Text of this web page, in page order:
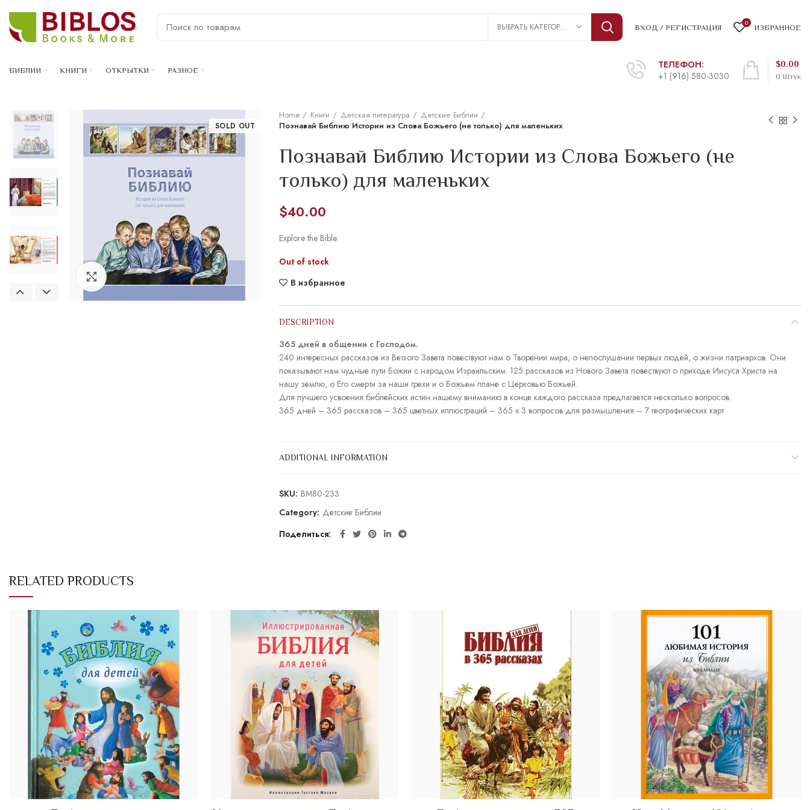
ВЫБРАТЬ КАТЕГОРИЮ ВХОД / РЕГИСТРАЦИЯ 0 ИЗБРАННОЕ
БИБЛИИ КНИГИ ОТКРЫТКИ РАЗНОЕ
ТЕЛЕФОН:
+1 (916) 580-3030
0 Штук
$0.00
SOLD OUT
Увеличить
Home Книги Детская литература
Детские Библии
Познавай Библию Истории из Слова Божьего (не только) для маленьких
Познавай Библию Истории из Слова Божьего (не
только) для маленьких
$40.00
Explore the Bible
Out of stock
В избранное
DESCRIPTION
365 дней в общении с Господом.
240 интересных рассказов из Ветхого Завета повествуют нам о Творении мира, о непослушании первых людей, о жизни патриархов. Они
показывают нам чудные пути Божии с народом Израильским. 125 рассказов из Нового Завета повествуют о приходе Иисуса Христа на
нашу землю, о Его смерти за наши грехи и о Божьем плане с Церковью Божьей.
Для лучшего усвоения библейских истин нашему вниманию в конце каждого рассказа предлагается несколько вопросов.
365 дней – 365 рассказов – 365 цветных иллюстраций – 365 х 3 вопросов для размышления – 7 географических карт
ADDITIONAL INFORMATION
SKU: BM80-233
Category: Детские Библии
Поделиться
RELATED PRODUCTS